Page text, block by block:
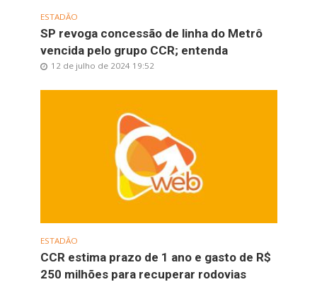
ESTADÃO
SP revoga concessão de linha do Metrô
vencida pelo grupo CCR; entenda
12 de julho de 2024 19:52
ESTADÃO
CCR estima prazo de 1 ano e gasto de R$
250 milhões para recuperar rodovias